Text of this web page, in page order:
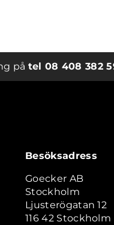
på tel 08 408 382
Besöksadress
Goecker AB
Stockholm
Ljusterögatan 12
116 42 Stockholm